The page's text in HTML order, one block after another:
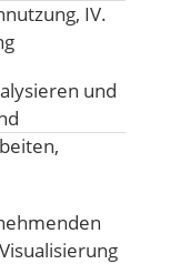
, IV.
und